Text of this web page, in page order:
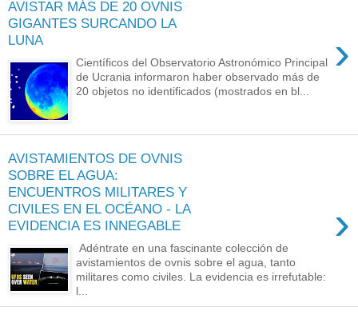
AVISTAR MÁS DE 20 OVNIS
GIGANTES SURCANDO LA
LUNA
›
Científicos del Observatorio Astronómico Principal
de Ucrania informaron haber observado más de
20 objetos no identificados (mostrados en bl...
AVISTAMIENTOS DE OVNIS
SOBRE EL AGUA:
ENCUENTROS MILITARES Y
CIVILES EN EL OCÉANO - LA
EVIDENCIA ES INNEGABLE
›
Adéntrate en una fascinante colección de
avistamientos de ovnis sobre el agua, tanto
militares como civiles. La evidencia es irrefutable:
l...